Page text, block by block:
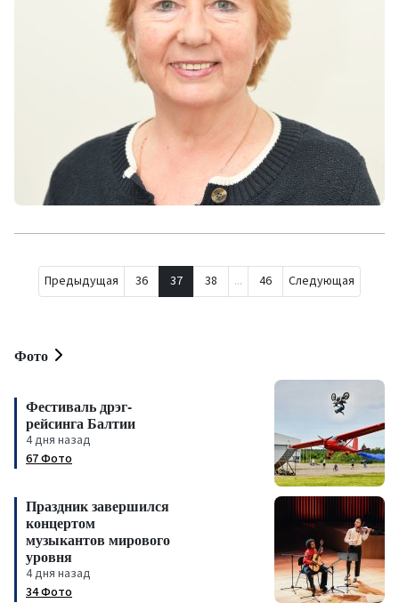
Предыдущая 36 37 38 ... 46 Следующая
Фото
Фестиваль дрэг-
рейсинга Балтии
4 дня назад
67 Фото
Праздник завершился
концертом
музыкантов мирового
уровня
4 дня назад
34 Фото